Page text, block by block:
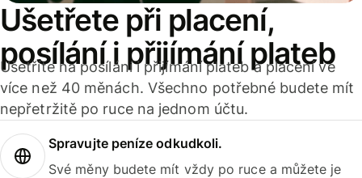
Ušetřete při placení,
posílání i přijímání plateb
Ušetříte na posílání i přijímání plateb a placení ve
více než 40 měnách. Všechno potřebné budete mít
nepřetržitě po ruce na jednom účtu.
Spravujte peníze odkudkoli.
Své měny budete mít vždy po ruce a můžete je